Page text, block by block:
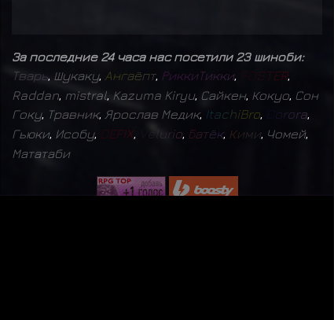
За последние 24 часа нас посетили 23 шиноби:
Тварь Шукаку, Ангаёпт, РиккиТикки, O STER,
Raddan mistral Kazuma Kiryu, Сайкен, Кокуо Сон
Гоку, Травник, Ярослав Медик, ItachiBro D orora
Гьюки, Исобу, DEFIX, elurio Батёк, Кими Чомей,
Мататаби